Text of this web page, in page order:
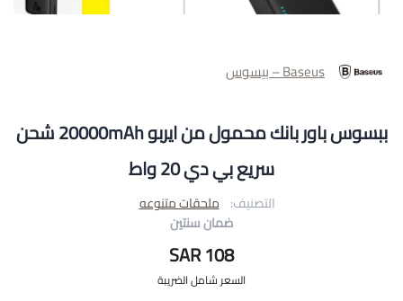
Baseus – بيسوس
ببسوس باور بانك محمول من ايربو 20000mAh شحن
سريع بي دي 20 واط
التصنيف: ملحقات متنوعه
ضمان سنتين
108 SAR
السعر شامل الضريبة